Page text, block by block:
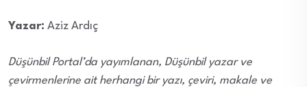
Yazar: Aziz Ardıç
Düşünbil Portal’da yayımlanan, Düşünbil yazar ve
çevirmenlerine ait herhangi bir yazı, çeviri, makale ve